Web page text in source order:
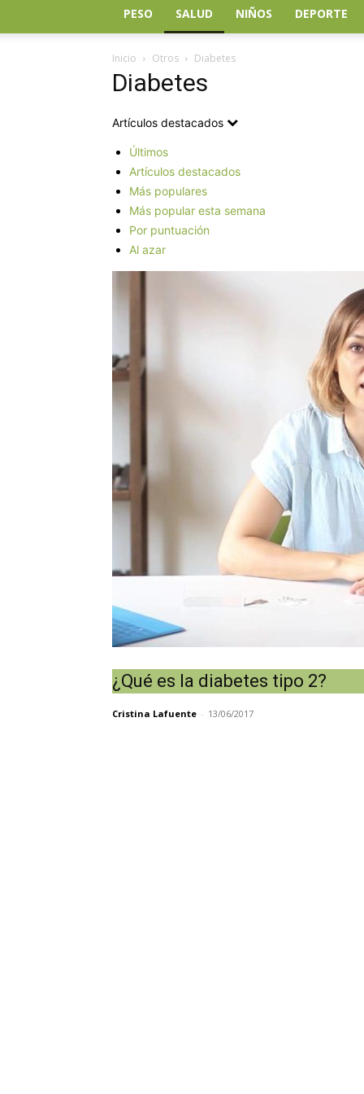
PESO SALUD NIÑOS DEPORTE
Inicio Otros Diabetes
Diabetes
Artículos destacados
Últimos
Artículos destacados
Más populares
Más popular esta semana
Por puntuación
Al azar
¿Qué es la diabetes tipo 2?
Cristina Lafuente - 13/06/2017